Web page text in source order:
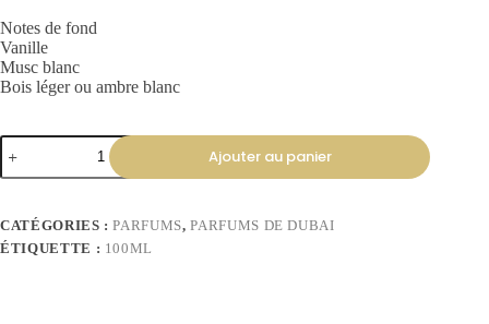
Notes de fond
Vanille
Musc blanc
Bois léger ou ambre blanc
Ajouter au panier
CATÉGORIES :PARFUMS,PARFUMS DE DUBAI
ÉTIQUETTE : 100ML